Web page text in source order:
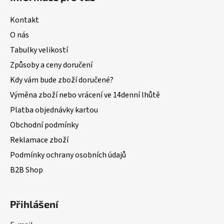
Kontakt
O nás
Tabulky velikostí
Způsoby a ceny doručení
Kdy vám bude zboží doručené?
Výměna zboží nebo vrácení ve 14denní lhůtě
Platba objednávky kartou
Obchodní podmínky
Reklamace zboží
Podmínky ochrany osobních údajů
B2B Shop
Přihlášení